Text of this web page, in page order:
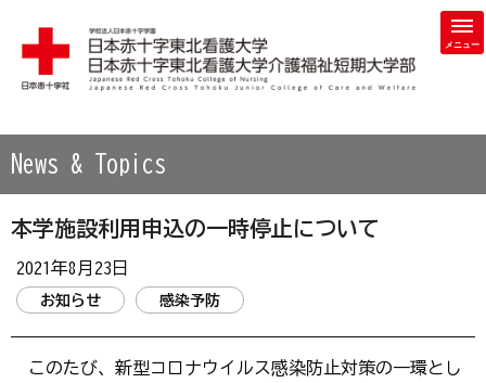
学校法人 日本赤十字学園 日本赤十字東北看護大学・日本赤
News & Topics
本学施設利用申込の一時停止について
2021年8月23日
お知らせ 感染予防
このたび、新型コロナウイルス感染防止対策の一環とし